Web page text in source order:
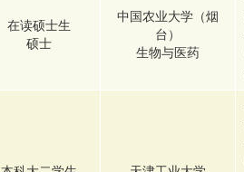
在读硕士生
硕士
中国农业大学（烟
台）
生物与医药